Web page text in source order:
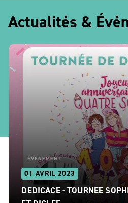
Actualités &
ÉVÈNEMENT
01 AVRIL 2023
DEDICACE - TOURNEE